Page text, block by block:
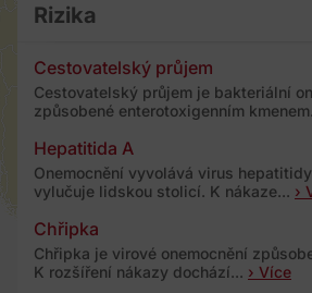
Rizika
Cestovatelský průjem
Cestovatelský průjem je bakteriální
způsobené enterotoxigenním
Hepatitida A
Onemocnění vyvolává virus
vylučuje lidskou stolicí. K nákaze... ›
Chřipka
Chřipka je virové onemocnění
K rozšíření nákazy dochází... › Více